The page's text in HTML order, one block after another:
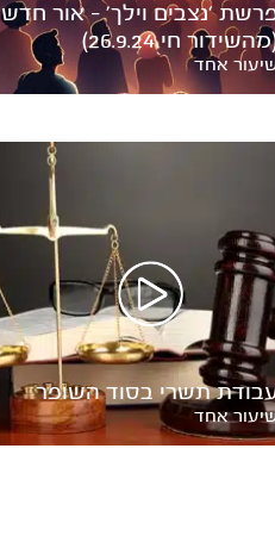
‘נצבים וילך’ – אור חדש
חי 26.9.24)
אחד
תשרי בסוד השופר
אחד